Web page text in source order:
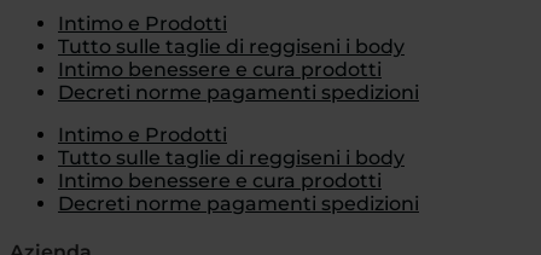
Intimo e Prodotti
Tutto sulle taglie di reggiseni i body
Intimo benessere e cura prodotti
Decreti norme pagamenti spedizioni
Intimo e Prodotti
Tutto sulle taglie di reggiseni i body
Intimo benessere e cura prodotti
Decreti norme pagamenti spedizioni